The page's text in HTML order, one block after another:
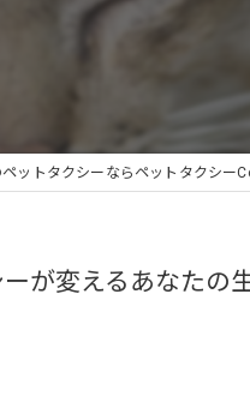
ットタクシーならペットタクシー
が変えるあなたの